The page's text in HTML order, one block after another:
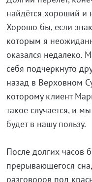
найдётся хороший и
Хорошо бы, если
которым я
оказался недалеко.
себя подчеркнуто
назад в Верховном
которому клиент
такое случается, и
будет в нашу пользу.
После долгих часов
прерывающегося
разговоров под